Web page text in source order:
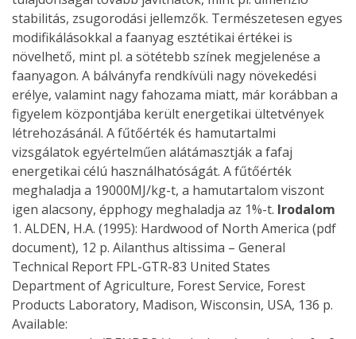
stabilitás, zsugorodási jellemzők. Természetesen egyes
modifikálásokkal a faanyag esztétikai értékei is
növelhető, mint pl. a sötétebb színek megjelenése a
faanyagon. A bálványfa rendkívüli nagy növekedési
erélye, valamint nagy fahozama miatt, már korábban a
figyelem központjába került energetikai ültetvények
létrehozásánál. A fűtőérték és hamutartalmi
vizsgálatok egyértelműen alátámasztják a fafaj
energetikai célú használhatóságát. A fűtőérték
meghaladja a 19000MJ/kg-t, a hamutartalom viszont
igen alacsony, épphogy meghaladja az 1%-t. Irodalom
1. ALDEN, H.A. (1995): Hardwood of North America (pdf
document), 12 p. Ailanthus altissima – General
Technical Report FPL-GTR-83 United States
Department of Agriculture, Forest Service, Forest
Products Laboratory, Madison, Wisconsin, USA, 136 p.
Available: